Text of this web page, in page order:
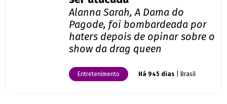
Alanna Sarah, A Dama do
Pagode, foi bombardeada por
haters depois de opinar sobre o
show da drag queen
Entretenimento Há 945 dias | Brasil